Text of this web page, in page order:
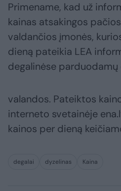
Primename, kad už
kainas atsakingos
valdančios įmonės,
dieną pateikia LEA
degalinėse parduodamų
valandos. Pateiktos
interneto svetainėje
kainos per dieną
degalai dyzelinas Kaina